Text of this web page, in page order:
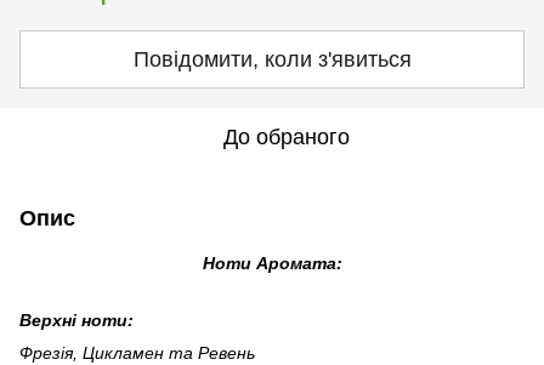
Повідомити, коли з'явиться
До обраного
Опис
Ноти Аромата:
Верхні ноти:
Фрезія, Цикламен та Ревень